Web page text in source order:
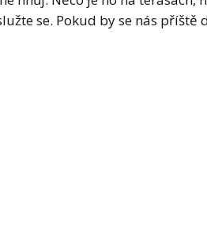
se. Pokud by se nás příště